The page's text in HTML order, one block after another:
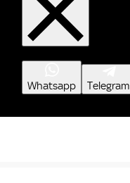
Whatsapp Telegram